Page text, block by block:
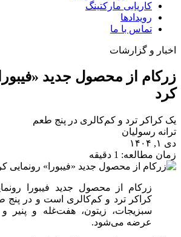
کاریابی مارکتینگ
رویدادها
تماس با ما
اخبار و گزارشات
زرکام از محصول جدید
کرد
یک کراکر ترد و کم‌کالری در پنج طعم
ترانه رسولیان
دی ۱, ۱۴۰۴
زمان مطالعه: 1 دقیقه
زرکام از محصول جدید فیبورا
کراکر ترد و کم‌کالری است و در پنج
سبزیجات، زیتون، هفت‌غله و پنیر و
عرضه می‌شود.